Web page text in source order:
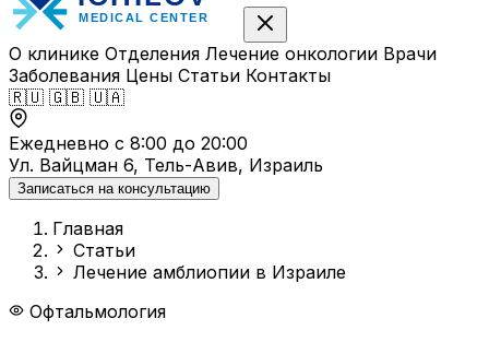
О клинике Отделения Лечение онкологии Врачи
Заболевания Цены Статьи Контакты
🇷🇺 🇬🇧 🇺🇦
Ежедневно с 8:00 до 20:00
Ул. Вайцман 6, Тель-Авив, Израиль
Записаться на консультацию
Главная
Статьи
Лечение амблиопии в Израиле
Офтальмология